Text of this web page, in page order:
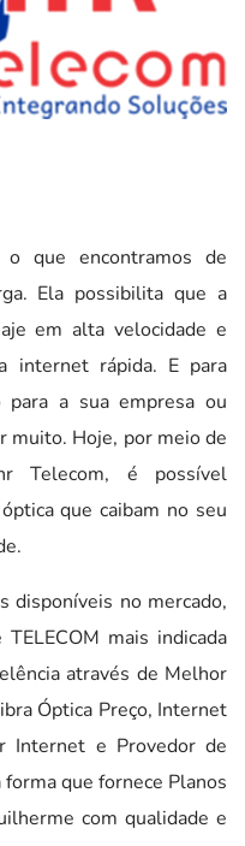
que encontramos de
Ela possibilita que a
em alta velocidade e
internet rápida. E para
a sua empresa ou
muito. Hoje, por meio de
Telecom, é possível
que caibam no seu
disponíveis no mercado,
mais indicada
através de Melhor
Óptica Preço, Internet
Internet e Provedor de
que fornece Planos
com qualidade e